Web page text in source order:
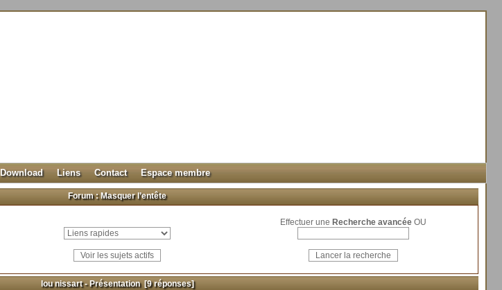
Download Liens Contact Espace membre
Forum : Masquer l’entête
Effectuer une Recherche avancéeOU
lou nissart - Présentation[9 réponses]